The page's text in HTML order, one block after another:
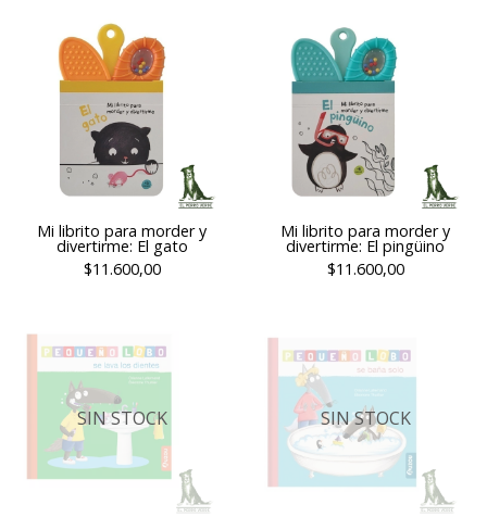
Mi librito para morder y
divertirme: El gato
$11.600,00
Mi librito para morder y
divertirme: El pingüino
$11.600,00
SIN STOCK SIN STOCK